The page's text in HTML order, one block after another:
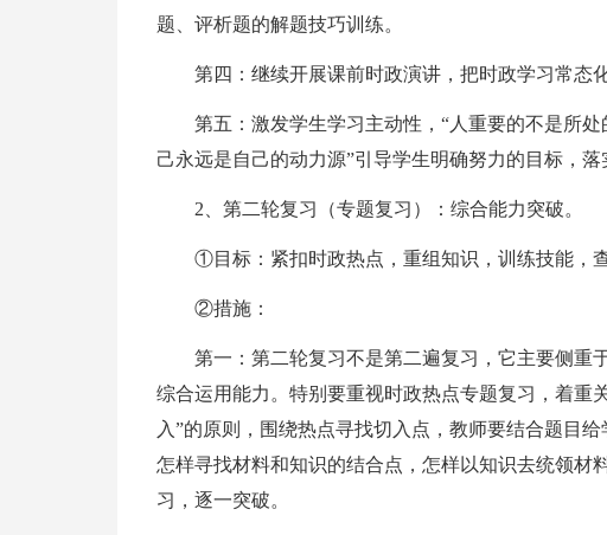
题、评析题的解题技巧训练。
第四：继续开展课前时政演讲，把时政学习常态化
第五：激发学生学习主动性，“人重要的不是所
己永远是自己的动力源”引导学生明确努力的目标，落
2、第二轮复习（专题复习）：综合能力突破。
①目标：紧扣时政热点，重组知识，训练技能，
②措施：
第一：第二轮复习不是第二遍复习，它主要侧重
综合运用能力。特别要重视时政热点专题复习，着重
入”的原则，围绕热点寻找切入点，教师要结合题目
怎样寻找材料和知识的结合点，怎样以知识去统领材
习，逐一突破。